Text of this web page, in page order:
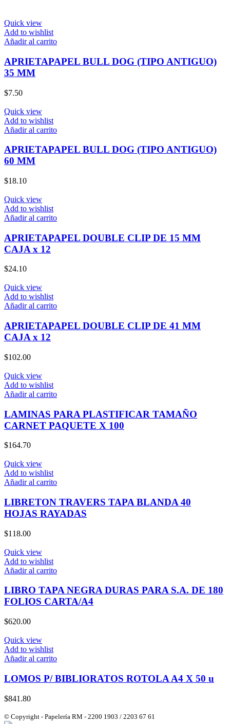
Quick view
Add to wishlist
Añadir al carrito
APRIETAPAPEL BULL DOG (TIPO ANTIGUO)
35 MM
$7.50
Quick view
Add to wishlist
Añadir al carrito
APRIETAPAPEL BULL DOG (TIPO ANTIGUO)
60 MM
$18.10
Quick view
Add to wishlist
Añadir al carrito
APRIETAPAPEL DOUBLE CLIP DE 15 MM
CAJA x 12
$24.10
Quick view
Add to wishlist
Añadir al carrito
APRIETAPAPEL DOUBLE CLIP DE 41 MM
CAJA x 12
$102.00
Quick view
Add to wishlist
Añadir al carrito
LAMINAS PARA PLASTIFICAR TAMAÑO
CARNET PAQUETE X 100
$164.70
Quick view
Add to wishlist
Añadir al carrito
LIBRETON TRAVERS TAPA BLANDA 40
HOJAS RAYADAS
$118.00
Quick view
Add to wishlist
Añadir al carrito
LIBRO TAPA NEGRA DURAS PARA S.A. DE 180
FOLIOS CARTA/A4
$620.00
Quick view
Add to wishlist
Añadir al carrito
LOMOS P/ BIBLIORATOS ROTOLA A4 X 50 u
$841.80
© Copyright - Papelería RM - 2200 1903 / 2203 67 61